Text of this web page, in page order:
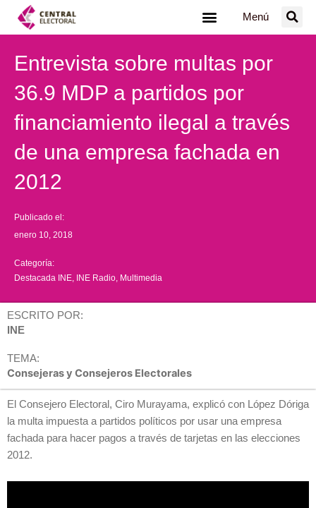
Menú
Entrevista sobre multas por
36.9 MDP a partidos por
financiamiento ilegal a través
de una empresa fachada en
2012
Publicado el:
enero 10, 2018
Categoría:
Destacada INE INE Radio Multimedia
ESCRITO POR:
INE
TEMA:
Consejeras y Consejeros Electorales
El Consejero Electoral, Ciro Murayama, explicó con López Dóriga
la multa impuesta a partidos políticos por usar una empresa
fachada para hacer pagos a través de tarjetas en las elecciones
2012.